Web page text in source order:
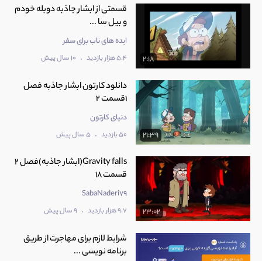
2:18
قسمتی از ابشار جاذبه دوبله خودم
و بیل سا ...
ایده های ناب برای سفر
5.4 هزار بازدید . 10 سال پیش
21:39
دانلود کارتون ابشار جاذبه فصل
1قسمت 2
دنیای کارتون
50 بازدید . 5 سال پیش
23:02
Gravity falls(ابشار جاذبه)فصل 2
قسمت 18
SabaNaderi79
9.7 هزار بازدید . 9 سال پیش
شرایط لازم برای مهاجرت از طریق
برنامه نویسی ...